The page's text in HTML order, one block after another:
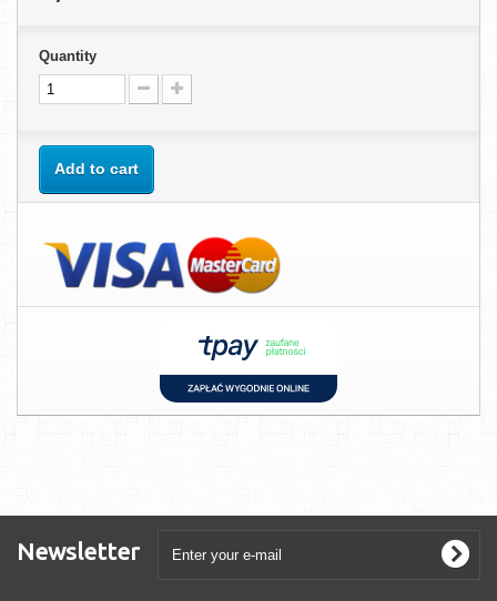
Quantity
Add to cart
Newsletter